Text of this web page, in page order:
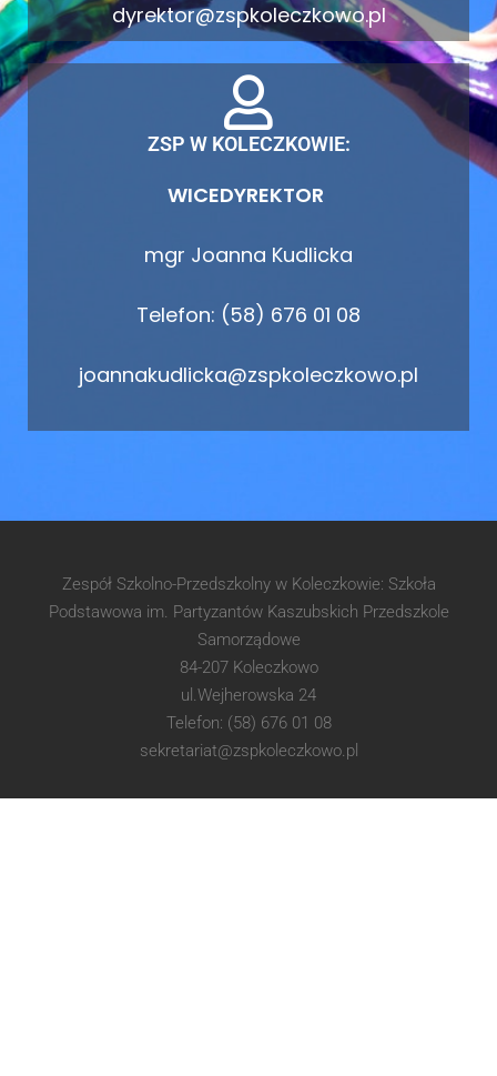
dyrektor@zspkoleczkowo.pl
ZSP W KOLECZKOWIE:
WICEDYREKTOR
mgr Joanna Kudlicka
Telefon: (58) 676 01 08
joannakudlicka@zspkoleczkowo.pl
Zespół Szkolno-Przedszkolny w Koleczkowie: Szkoła
Podstawowa im. Partyzantów Kaszubskich Przedszkole
Samorządowe
84-207 Koleczkowo
ul.Wejherowska 24
Telefon: (58) 676 01 08
sekretariat@zspkoleczkowo.pl